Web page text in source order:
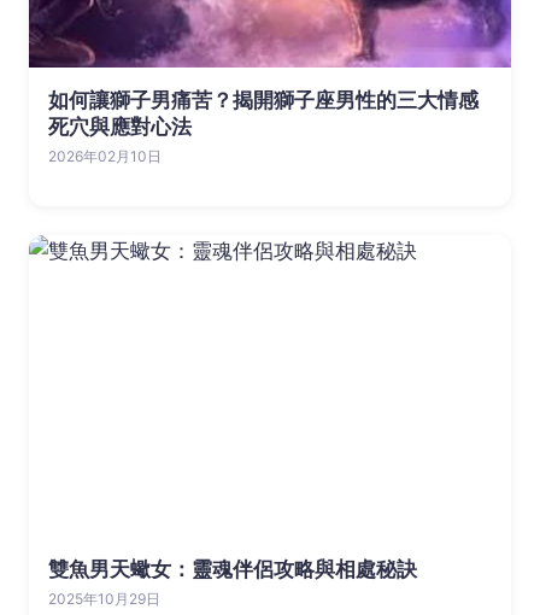
如何讓獅子男痛苦？揭開獅子座男性的三大情感
死穴與應對心法
2026年02月10日
雙魚男天蠍女：靈魂伴侶攻略與相處秘訣
2025年10月29日